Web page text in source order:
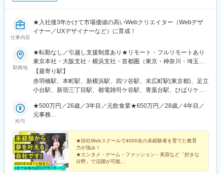
仕事内容
★入社後3年かけて市場価値の高いWebクリエイター（Webデザ
イナー／UXデザイナーなど）に育成！
勤務地
★転勤なし／引越し支援制度あり★リモート・フルリモートあり
東京本社・大阪支社・横浜支社・首都圏（東京・神奈川・埼玉・
千葉）の各プロジェクト先のいずれかに勤務【本社】東京都港区
三田1-4-1 住友不動産麻布十番ビル 4F☆2026年7月に移転したば
かりのオシャレな新オフィスです！＜アクセス＞・都営地下鉄大
駅」より徒歩6分・都営地下鉄三田線「芝公園駅」より徒歩9分
【大阪支社】大阪府大阪市中央区久太郎町4-2-15 5F☆2025年1月
歩1分・大阪メトロ中央線「堺筋本町駅」より徒歩8分・大阪メト
ロ御堂筋線「心斎橋駅」より徒歩10分■横浜支社神奈川県横浜市
港北区新横浜2丁目5-2☆2025年10月オープン！＜アクセス＞・
JR各線、横浜市営地下鉄「新横浜駅」より徒歩5分以内※希望や通
いやすさなどを考慮して決定します。※転居を伴う転勤なし※U・I
【最寄り駅】
赤羽橋駅、本町駅、新横浜駅、四ツ谷駅、末広町駅(東京都)、足立
小台駅、新宿三丁目駅、都電雑司ケ谷駅、青葉台駅、ひばりケ丘
駅、下永谷駅、霞ケ関駅(東京都)、梶が谷駅、蒲田駅、茅場町駅、
伊勢佐木長者町駅、井の頭公園駅、多摩センター駅、船橋駅、京
駅、虎ノ門ヒルズ駅、護国寺駅、光が丘駅、新小岩駅、高井戸
駅、国府台駅、桜新町駅、三越前駅、新川崎駅、芝公園駅、渋谷
駅、勝どき駅、中目黒駅、小伝馬町駅、新丸子駅、新橋駅、大久
保駅(東京都)、成増駅、高島平駅、西武新宿駅、表参道駅、芦花公
園駅、千葉ニュータウン中央駅、川崎駅、参宮橋駅、立会川駅、
給与
★500万円／26歳／3年目／元飲食業★650万円／28歳／4年目／
元事務
年目／元営業
★自社Webスクールで4000名の未経験者を育てた教育
力が強み！
★エンタメ・ゲーム・ファッション・美容など「好きな
分野」で活躍が可能